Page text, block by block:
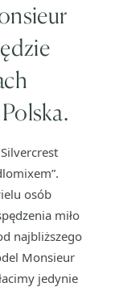
osób
miło
najbliższego
Monsieur
jedynie